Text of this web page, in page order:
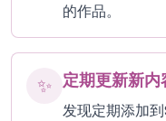
的作品。
✨ 定期更新新内
发现定期添加